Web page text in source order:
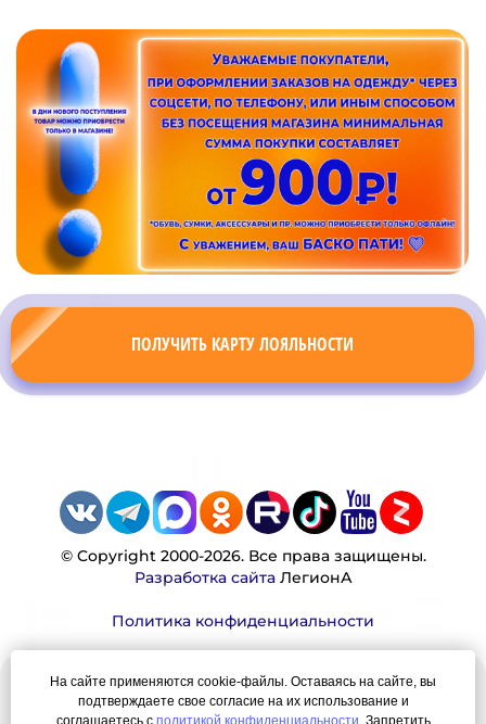
ПОЛУЧИТЬ КАРТУ ЛОЯЛЬНОСТИ
© Copyright 2000-2026. Все права защищены.
Разработка сайтаЛегионА
Политика конфиденциальности
Наша миссия:
На сайте применяются cookie-файлы. Оставаясь на сайте, вы
подтверждаете свое согласие на их использование и
соглашаетесь с политикой конфиденциальности . Запретить